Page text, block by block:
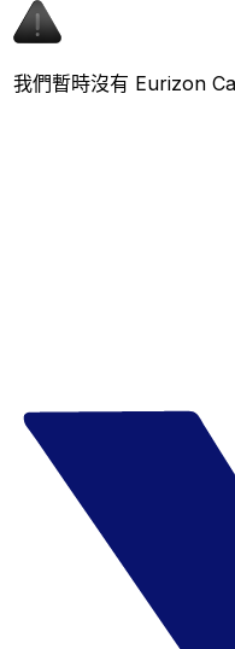
我們暫時沒有 Eurizon